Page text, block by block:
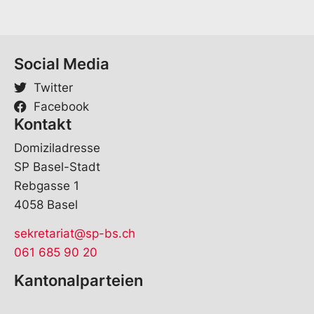
Social Media
Twitter
Facebook
Kontakt
Domiziladresse
SP Basel-Stadt
Rebgasse 1
4058 Basel
sekretariat@sp-bs.ch
061 685 90 20
Kantonalparteien